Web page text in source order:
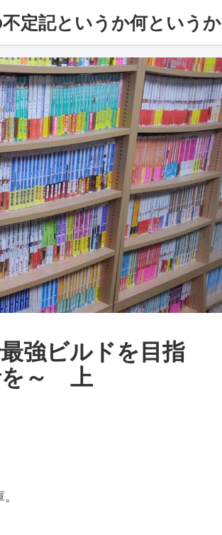
定記というか何というか
強ビルドを目指
を～ 上